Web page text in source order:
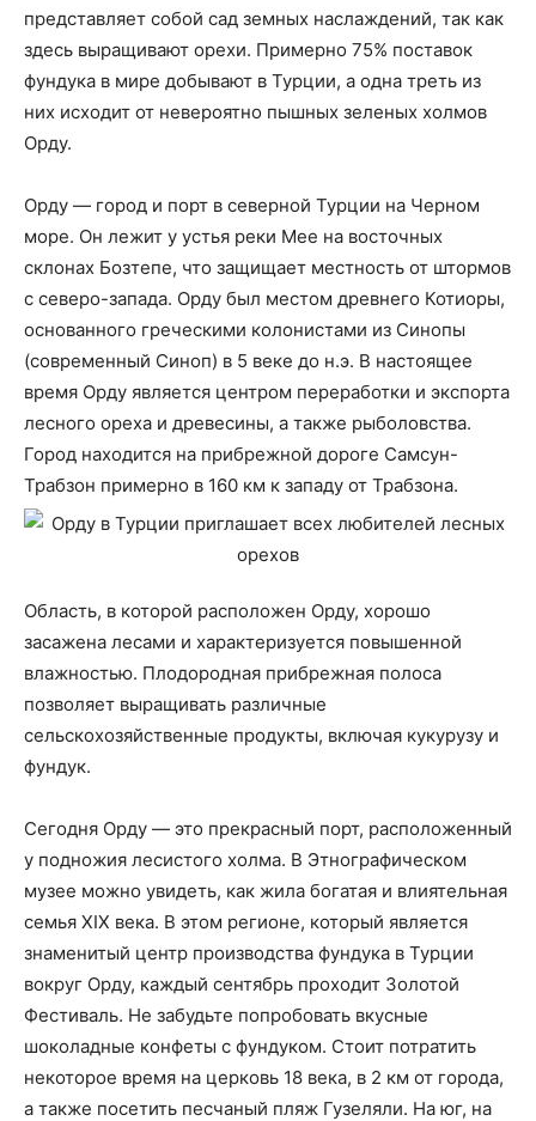
представляет собой сад земных наслаждений, так как
здесь выращивают орехи. Примерно 75% поставок
фундука в мире добывают в Турции, а одна треть из
них исходит от невероятно пышных зеленых холмов
Орду.
Орду — город и порт в северной Турции на Черном
море. Он лежит у устья реки Мее на восточных
склонах Бозтепе, что защищает местность от штормов
с северо-запада. Орду был местом древнего Котиоры,
основанного греческими колонистами из Синопы
(современный Синоп) в 5 веке до н.э. В настоящее
время Орду является центром переработки и экспорта
лесного ореха и древесины, а также рыболовства.
Город находится на прибрежной дороге Самсун-
Трабзон примерно в 160 км к западу от Трабзона.
Область, в которой расположен Орду, хорошо
засажена лесами и характеризуется повышенной
влажностью. Плодородная прибрежная полоса
позволяет выращивать различные
сельскохозяйственные продукты, включая кукурузу и
фундук.
Сегодня Орду — это прекрасный порт, расположенный
у подножия лесистого холма. В Этнографическом
музее можно увидеть, как жила богатая и влиятельная
семья XIX века. В этом регионе, который является
знаменитый центр производства фундука в Турции
вокруг Орду, каждый сентябрь проходит Золотой
Фестиваль. Не забудьте попробовать вкусные
шоколадные конфеты с фундуком. Стоит потратить
некоторое время на церковь 18 века, в 2 км от города,
а также посетить песчаный пляж Гузеляли. На юг, на